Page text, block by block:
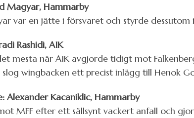
Magyar, Hammarby
var en jätte i försvaret och styrde
Rashidi, AIK
mesta när AIK avgjorde tidigt mot
wingbacken ett precist inlägg till Henok
Alexander Kacaniklic, Hammarby
MFF efter ett sällsynt vackert anfall och